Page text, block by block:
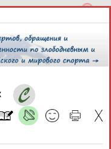
года,